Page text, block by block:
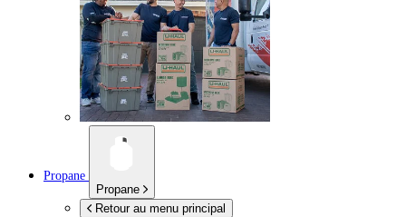
Propane
Propane
Retour au menu principal